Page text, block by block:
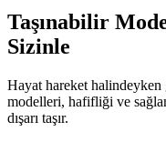
Taşınabilir
Sizinle
Hayat hareket
modelleri, hafifliği ve
dışarı taşır.